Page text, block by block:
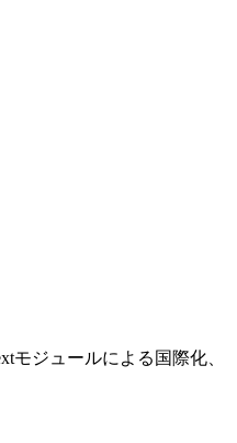
モジュールによる国際化、